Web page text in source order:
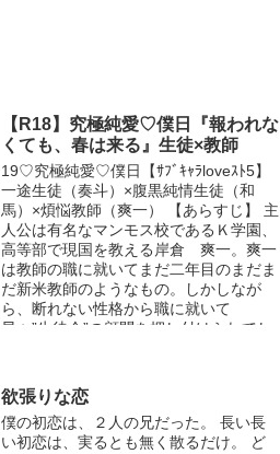
【R18】究極純愛♡僕日『報われな
くても、春は来る』生徒×教師
19♡究極純愛♡僕日【ｻﾌﾞｷｬﾗloveｽﾄ5】
一途生徒（奏斗）×腹黒純情生徒（和
馬）×煩悩教師（爽一） 【あらすじ】 主
人公は有名なマンモス校であるＫ学園、
高等部で現国を教える岸倉 爽一。爽一
は教師の職に就いてまだ二年目のまだま
だ新米教師のようなもの。しかしなが
ら、断れない性格から職に就いて
早々”生徒会”の顧問を押し付けられてし
が、その年の生徒会副会長はＫ学園では
二大セレブと言われている片割れ、大崎
グループ社長の長男で有名人の”大崎
圭一”であった。彼の高校生とは思えな
欲張りな恋
僕の初恋は、２人の兄だった。 長い長
い初恋は、実るとも無く散るだけ。 ど